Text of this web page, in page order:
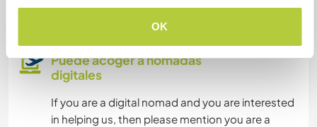
OK
Puede alojar familias
Puede acoger a nómadas
digitales
If you are a digital nomad and you are interested
in helping us, then please mention you are a